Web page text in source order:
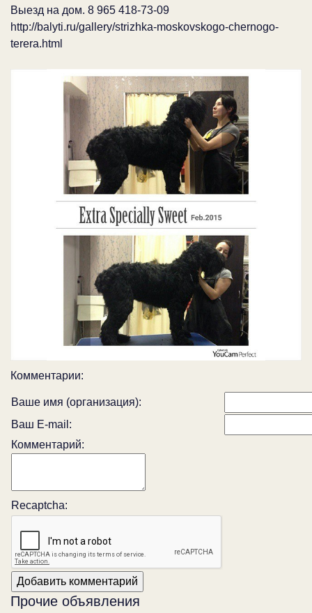
Выезд на дом. 8 965 418-73-09
http://balyti.ru/gallery/strizhka-moskovskogo-chernogo-
terera.html
Комментарии:
Ваше имя (организация):
Ваш E-mail:
Комментарий:
Recaptcha:
Прочие объявления